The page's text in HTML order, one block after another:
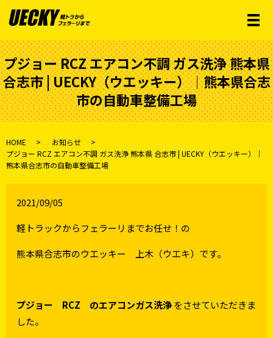
メ
プジョー RCZ エアコン不調 ガス洗浄 熊本県
合志市 | UECKY（ウエッキー）│熊本県合志
市の自動車整備工場
HOME
お知らせ
プジョー RCZ エアコン不調 ガス洗浄 熊本県 合志市 | UECKY（ウエッキー）│
熊本県合志市の自動車整備工場
2021/09/05
軽トラックからフェラーリまでお任せ！の
熊本県合志市のウエッキー 上木（ウエキ）です。
プジョー RCZ のエアコンガス洗浄をさせていただきま
した。